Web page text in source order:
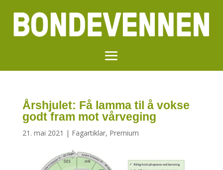
Årshjulet: Få lamma til å vokse
godt fram mot vårveging
21. mai 2021 | Fagartiklar, Premium